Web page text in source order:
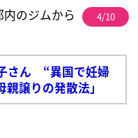
のジムから
4/10
さん “異国で妊婦
譲りの発散法」